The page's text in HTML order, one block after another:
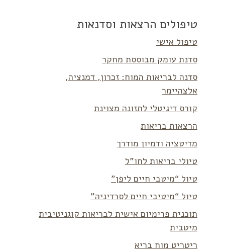
טיפולים הרצאות וסדנאות
טיפול אישי
סדנת עומק מבוססת מחקר
סדנה לבריאות המוח: זכרון, דמנציה,
אלצהיימר
קורס דיגיטלי לתזונה מצוינת
הרצאות בריאות
מדיטציה ודמיון מודרך
טיולי בריאות לחו”ל
טיול “מיטבי חיים ליפן”
טיול “מיטיבי חיים לסרדיניה”
תוכנית פרימיום אישית לבריאות קוגניטיבית
מיטבית
ריטריט מוח בריא